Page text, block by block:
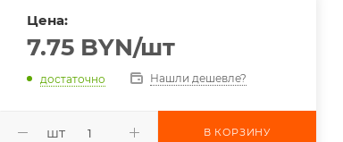
Цена:
7.75BYN/шт
достаточно Нашли дешевле?
шт В КОРЗИНУ